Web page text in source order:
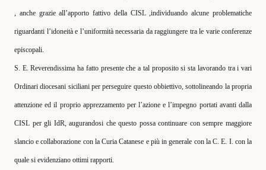
, anche grazie all’apporto fattivo della CISL ,individuando alcune problematiche
riguardanti l’idoneità e l’uniformità necessaria da raggiungere tra le varie conferenze
episcopali.
S. E. Reverendissima ha fatto presente che a tal proposito si sta lavorando tra i vari
Ordinari diocesani siciliani per perseguire questo obbiettivo, sottolineando la propria
attenzione ed il proprio apprezzamento per l’azione e l’impegno portati avanti dalla
CISL per gli IdR, augurandosi che questo possa continuare con sempre maggiore
slancio e collaborazione con la Curia Catanese e più in generale con la C. E. I. con la
quale si evidenziano ottimi rapporti.